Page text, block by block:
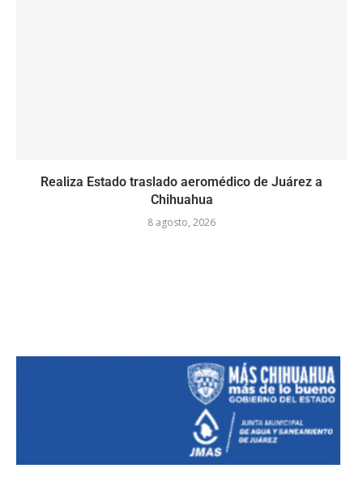
Realiza Estado traslado aeromédico de Juárez a
Chihuahua
8 agosto, 2026